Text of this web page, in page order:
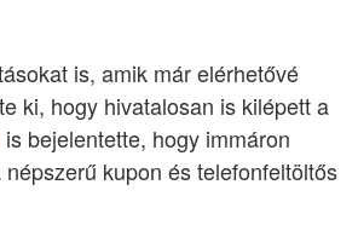
is, amik már elérhetővé
ki, hogy hivatalosan is kilépett a
is bejelentette, hogy immáron
kupon és telefonfeltöltős